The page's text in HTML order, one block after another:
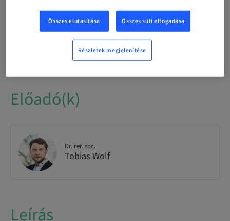
Theoretical
Előadó(k)
Dr. rer. soc.
Tobias Wolf
Leírás
Összes elutasítása Összes süti elfogadása
Részletek megjelenítése